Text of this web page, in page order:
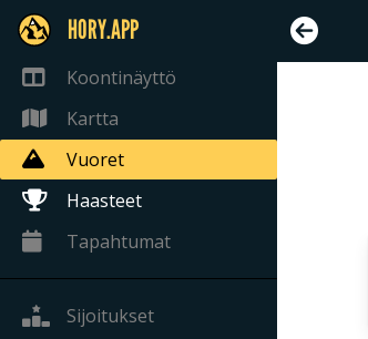
HORY.APP
Koontinäyttö
Kartta
Vuoret
Haasteet
Tapahtumat
Sijoitukset